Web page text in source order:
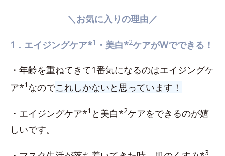
＼お気に入りの理由／
1．エイジングケア*1 ・美白*2ケアがWでできる！
・年齢を重ねてきて1番気になるのはエイジングケ
ア*1 なのでこれしかないと思っています！
・エイジングケア*1 と美白*2ケアをできるのが嬉
しいです。
3